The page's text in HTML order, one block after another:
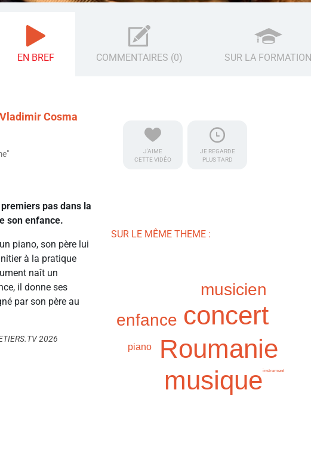
EN BREF COMMENTAIRES (0) SUR LA FORMATION
Cosma
pas dans la
son enfance.
piano, son père lui
à la pratique
naît un
il donne ses
par son père au
2026
J'AIME
CETTE VIDÉO
JE REGARDE
PLUS TARD
SUR LE MÊME THEME :
Roumanie
musique
concert
musicien
enfance
piano
instrument